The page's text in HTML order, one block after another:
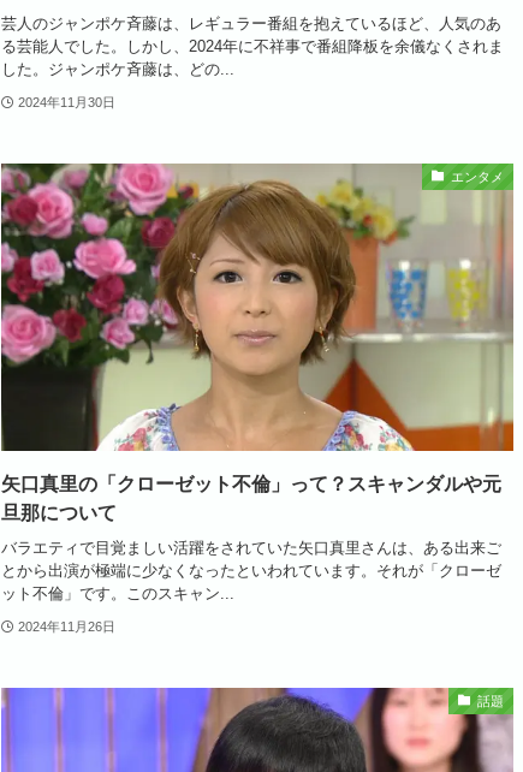
芸人のジャンポケ斉藤は、レギュラー番組を抱えているほど、人気のあ
る芸能人でした。しかし、2024年に不祥事で番組降板を余儀なくされま
した。ジャンポケ斉藤は、どの...
2024年11月30日
エンタメ
矢口真里の「クローゼット不倫」って？スキャンダルや元
旦那について
バラエティで目覚ましい活躍をされていた矢口真里さんは、ある出来ご
とから出演が極端に少なくなったといわれています。それが「クローゼ
ット不倫」です。このスキャン...
2024年11月26日
話題